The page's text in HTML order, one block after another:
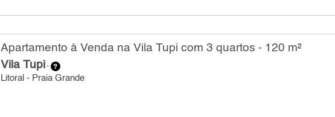
Apartamento à Venda na Vila Tupi com 3 quartos - 120 m²
Vila Tupi-
Litoral - Praia Grande